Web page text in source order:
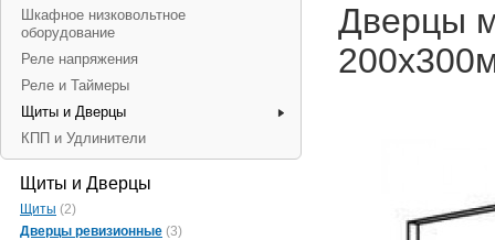
Дверцы
Шкафное низковольтное
оборудование
Реле напряжения
Реле и Таймеры
Щиты и Дверцы
КПП и Удлинители
Щиты и Дверцы
Щиты (2)
Дверцы ревизионные (3)